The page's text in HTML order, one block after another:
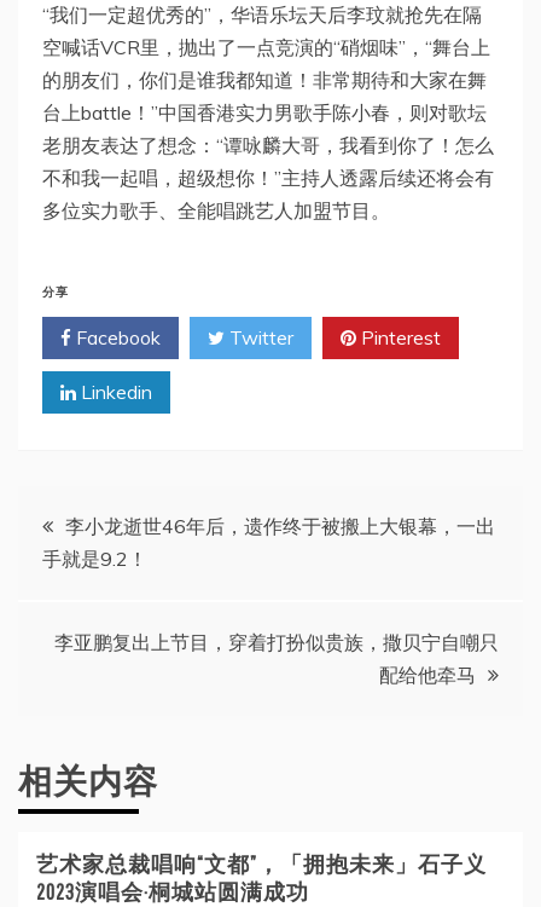
“我们一定超优秀的”，华语乐坛天后李玟就抢先在隔
空喊话VCR里，抛出了一点竞演的“硝烟味”，“舞台上
的朋友们，你们是谁我都知道！非常期待和大家在舞
台上battle！”中国香港实力男歌手陈小春，则对歌坛
老朋友表达了想念：“谭咏麟大哥，我看到你了！怎么
不和我一起唱，超级想你！”主持人透露后续还将会有
多位实力歌手、全能唱跳艺人加盟节目。
分享
Facebook Twitter Pinterest
Linkedin
文
章
导
李小龙逝世46年后，遗作终于被搬上大银幕，一出
手就是9.2！
李亚鹏复出上节目，穿着打扮似贵族，撒贝宁自嘲只
配给他牵马
相关内容
艺术家总裁唱响“文都”，「拥抱未来」石子义
2023演唱会·桐城站圆满成功